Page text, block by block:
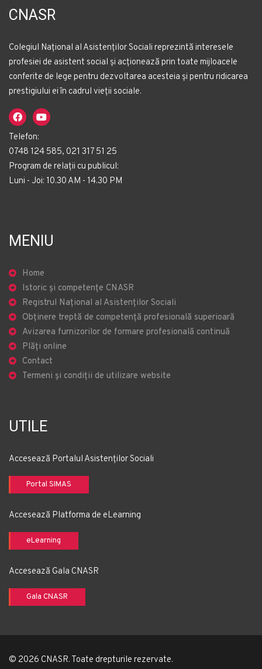
CNASR
Colegiul Național al Asistenților Sociali reprezintă interesele
profesiei de asistent social și acționează prin toate mijloacele
conferite de lege pentru dezvoltarea acesteia și pentru ridicarea
prestigiului ei în cadrul vieții sociale.
Telefon:
0748 124 585, 021 317 51 25
Program de relații cu publicul:
Luni - Joi: 10.30 AM - 14.30 PM
MENIU
Home
Istoric și competențe CNASR
Registrul Național al Asistenților Sociali
Obținere treptă de competență profesională superioară
Avizarea furnizorilor de formare profesională continuă
Plăți online
Contact
Termeni și condiții de utilizare website
UTILE
Accesează Portalul Asistenților Sociali
Portal SIMAS
Accesează Platforma de eLearning
eLearning
Accesează Gala CNASR
Gala CNASR
© 2026 CNASR. Toate drepturile rezervate.